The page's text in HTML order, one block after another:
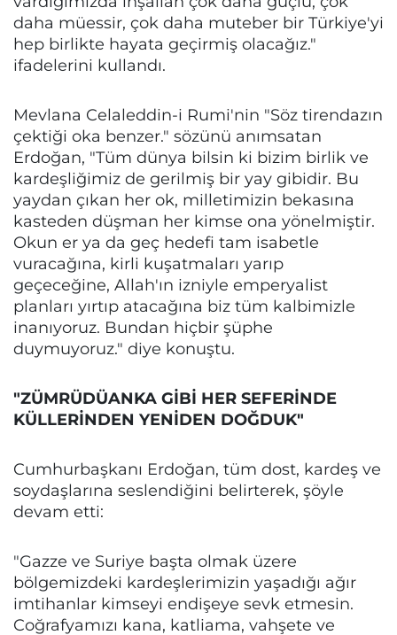
daha müessir, çok daha muteber bir Türkiye'yi
hep birlikte hayata geçirmiş olacağız."
ifadelerini kullandı.
Mevlana Celaleddin-i Rumi'nin "Söz tirendazın
çektiği oka benzer." sözünü anımsatan
Erdoğan, "Tüm dünya bilsin ki bizim birlik ve
kardeşliğimiz de gerilmiş bir yay gibidir. Bu
yaydan çıkan her ok, milletimizin bekasına
kasteden düşman her kimse ona yönelmiştir.
Okun er ya da geç hedefi tam isabetle
vuracağına, kirli kuşatmaları yarıp
geçeceğine, Allah'ın izniyle emperyalist
planları yırtıp atacağına biz tüm kalbimizle
inanıyoruz. Bundan hiçbir şüphe
duymuyoruz." diye konuştu.
"ZÜMRÜDÜANKA GİBİ HER SEFERİNDE
KÜLLERİNDEN YENİDEN DOĞDUK"
Cumhurbaşkanı Erdoğan, tüm dost, kardeş ve
soydaşlarına seslendiğini belirterek, şöyle
devam etti:
"Gazze ve Suriye başta olmak üzere
bölgemizdeki kardeşlerimizin yaşadığı ağır
imtihanlar kimseyi endişeye sevk etmesin.
Coğrafyamızı kana, katliama, vahşete ve